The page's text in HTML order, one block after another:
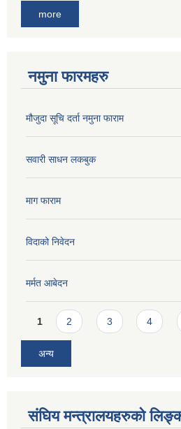
more
नमुना फारमहरु
मौजुदा सूचि दर्ता नमुना फाराम
सवारी साधन लकबुक
माग फाराम
विदाको निवेदन
मर्मत आबेदन
Pages
1 2 3 4
अन्य
संघिय मन्त्रालयहरुको